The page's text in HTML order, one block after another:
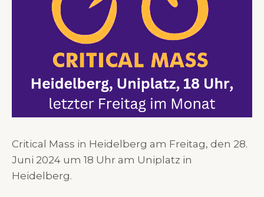
Critical Mass in Heidelberg am Freitag, den 28.
Juni 2024 um 18 Uhr am Uniplatz in
Heidelberg.